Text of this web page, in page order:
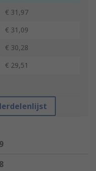
€ 31,97
€ 31,09
€ 30,28
€ 29,51